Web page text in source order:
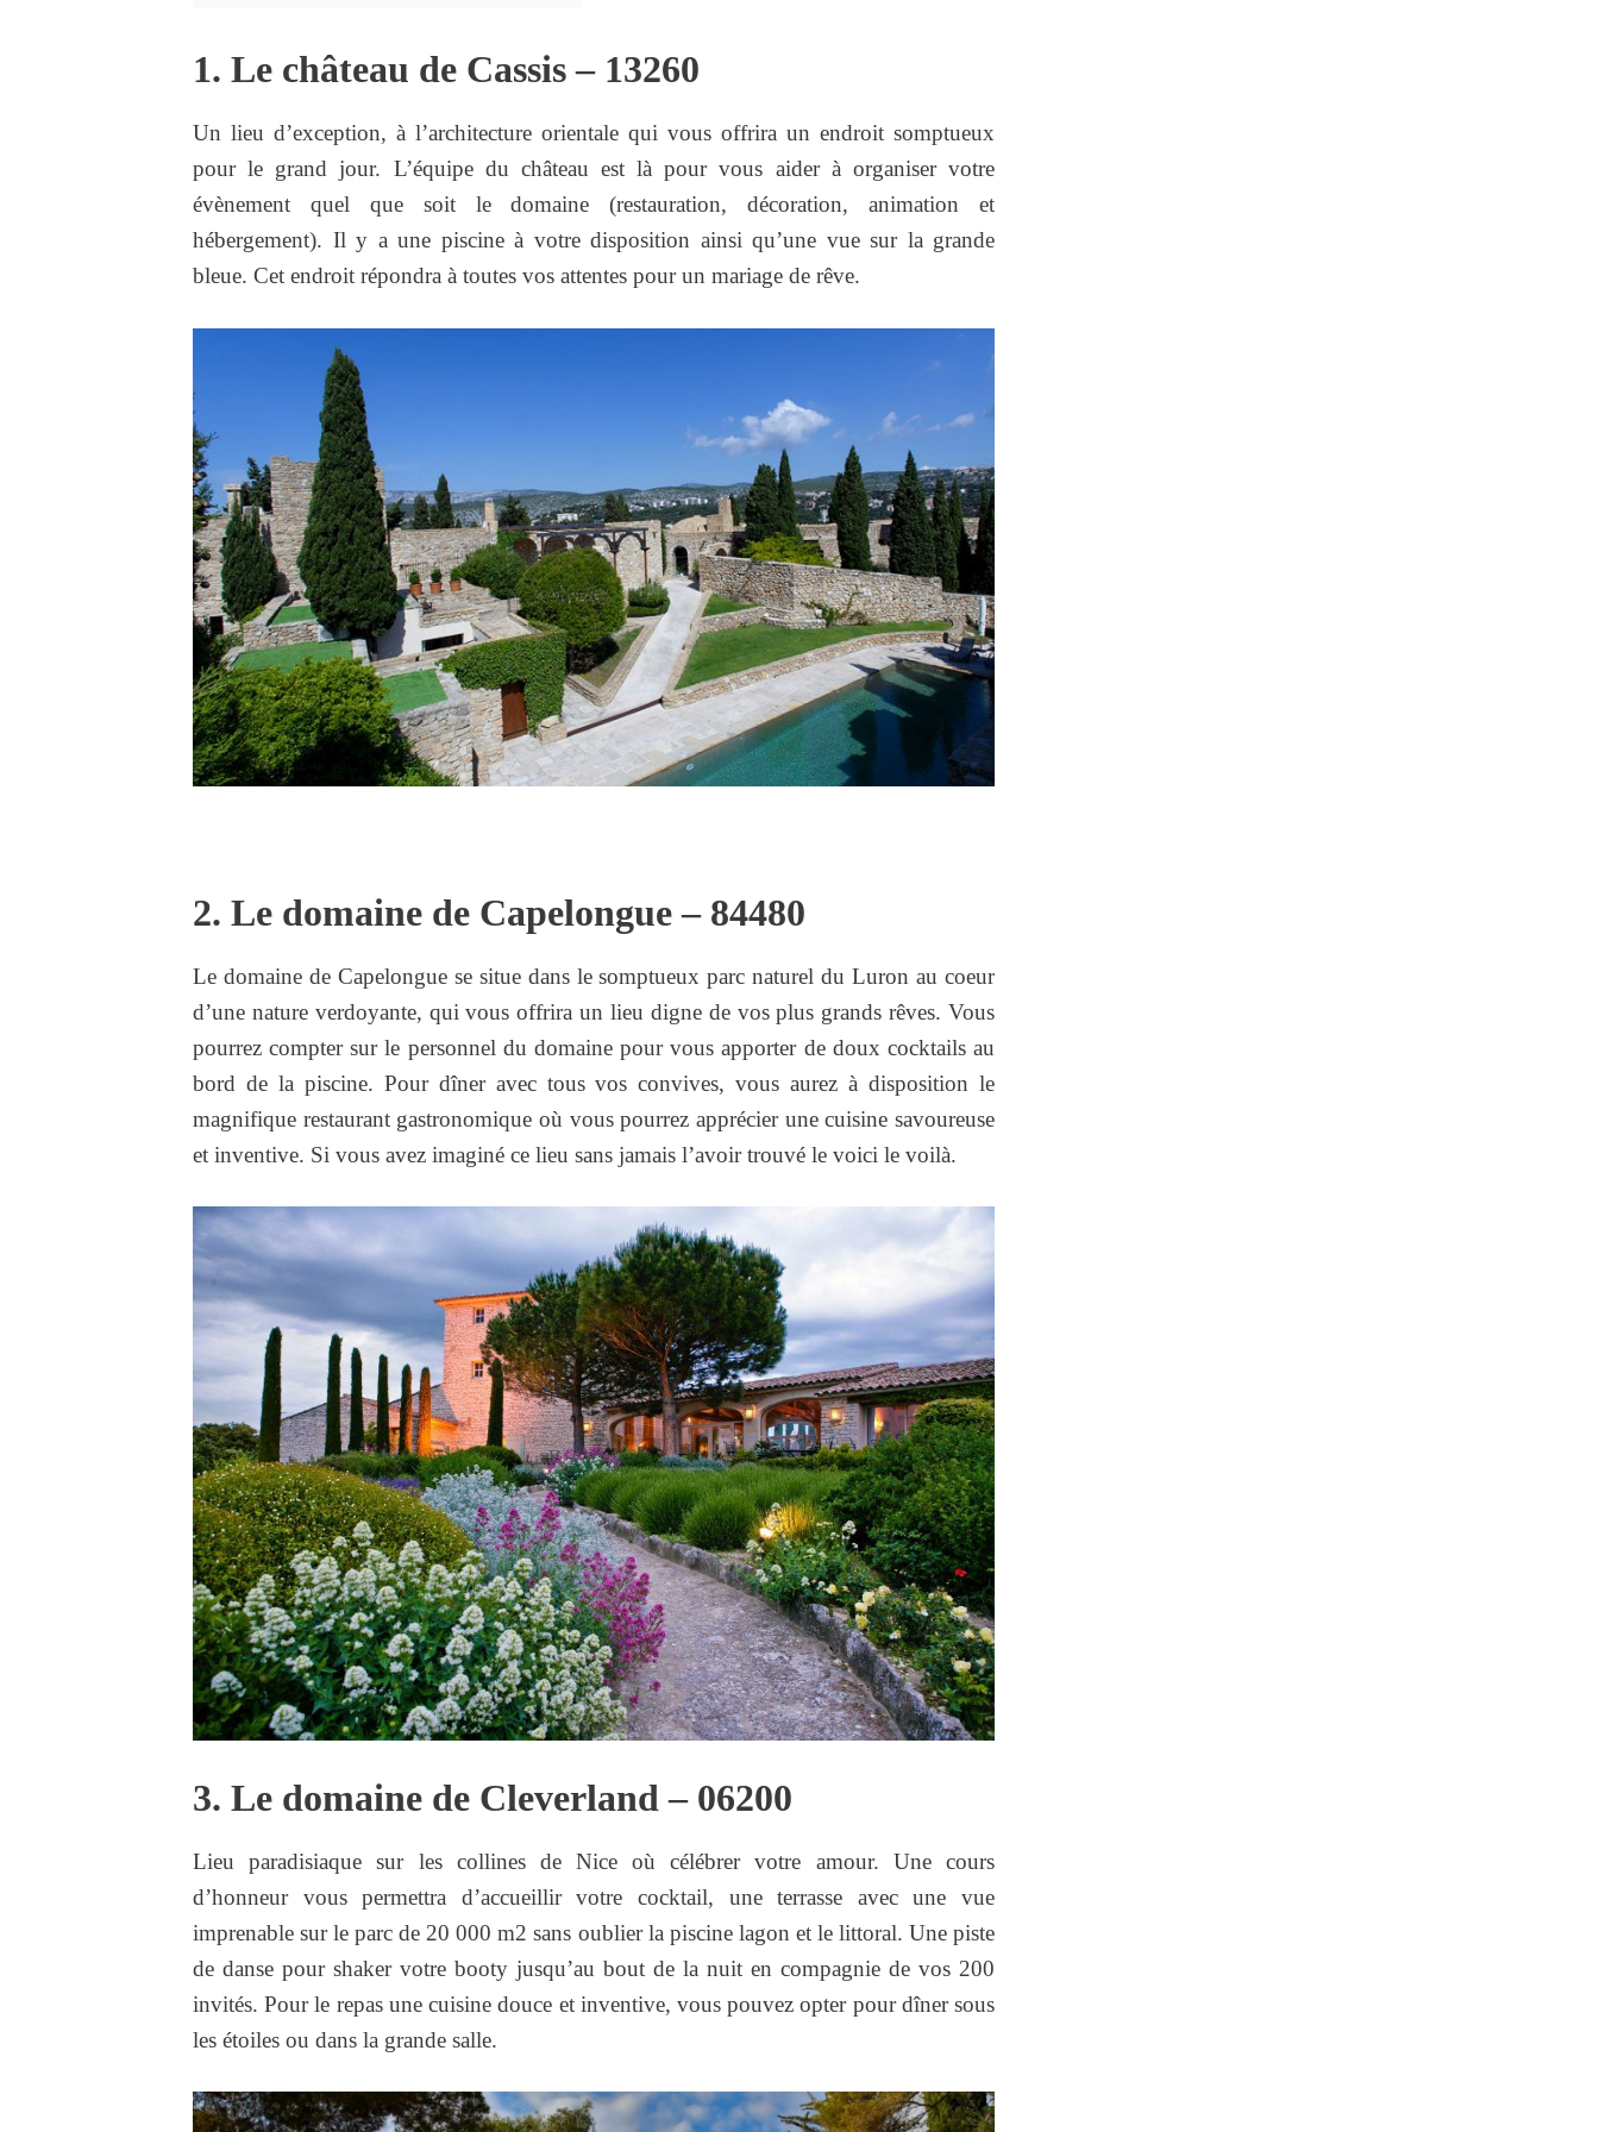
1. Le château de Cassis – 13260
Un lieu d’exception, à l’architecture orientale qui vous offrira un endroit somptueux
pour le grand jour. L’équipe du château est là pour vous aider à organiser votre
évènement quel que soit le domaine (restauration, décoration, animation et
hébergement). Il y a une piscine à votre disposition ainsi qu’une vue sur la grande
bleue. Cet endroit répondra à toutes vos attentes pour un mariage de rêve.
2. Le domaine de Capelongue – 84480
Le domaine de Capelongue se situe dans le somptueux parc naturel du Luron au coeur
d’une nature verdoyante, qui vous offrira un lieu digne de vos plus grands rêves. Vous
pourrez compter sur le personnel du domaine pour vous apporter de doux cocktails au
bord de la piscine. Pour dîner avec tous vos convives, vous aurez à disposition le
magnifique restaurant gastronomique où vous pourrez apprécier une cuisine savoureuse
et inventive. Si vous avez imaginé ce lieu sans jamais l’avoir trouvé le voici le voilà.
3. Le domaine de Cleverland – 06200
Lieu paradisiaque sur les collines de Nice où célébrer votre amour. Une cours
d’honneur vous permettra d’accueillir votre cocktail, une terrasse avec une vue
imprenable sur le parc de 20 000 m2 sans oublier la piscine lagon et le littoral. Une piste
de danse pour shaker votre booty jusqu’au bout de la nuit en compagnie de vos 200
invités. Pour le repas une cuisine douce et inventive, vous pouvez opter pour dîner sous
les étoiles ou dans la grande salle.